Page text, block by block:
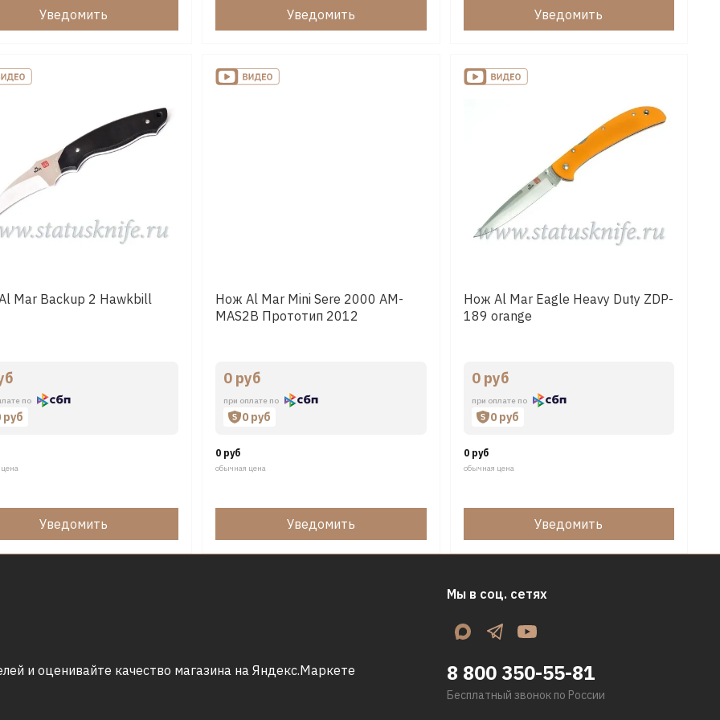
Уведомить Уведомить Уведомить
Mar Backup 2 Hawkbill
по
руб
Уведомить
Нож Al Mar Mini Sere 2000 AM-
MAS2B Прототип 2012
0 руб
при оплате по
0 руб
0 руб
обычная цена
Уведомить
Нож Al Mar Eagle Heavy Duty ZDP-
189 orange
0 руб
при оплате по
0 руб
0 руб
обычная цена
Уведомить
Мы в соц. сетях
8 800 350-55-81
Бесплатный звонок по России